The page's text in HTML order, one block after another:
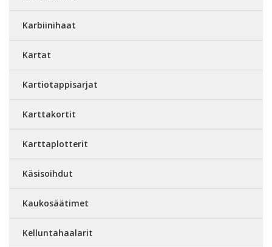
Karbiinihaat
Kartat
Kartiotappisarjat
Karttakortit
Karttaplotterit
Käsisoihdut
Kaukosäätimet
Kelluntahaalarit